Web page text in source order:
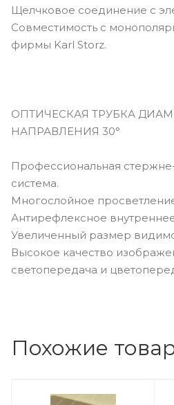
Щелчковое соединение с
Совместимость с
фирмы Karl Storz.
ОПТИЧЕСКАЯ ТРУБКА
НАПРАВЛЕНИЯ 30°
Профессиональная
система.
Многослойное
Антирефлексное
Увеличенный размер
Высокое качество
светопередача и
Похожие